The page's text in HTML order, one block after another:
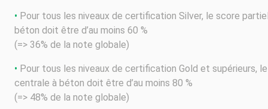
• Pour tous les niveaux de certification Silver, le score
béton doit être d’au moins 60 %
(=> 36% de la note globale)
• Pour tous les niveaux de certification Gold et supérieurs,
centrale à béton doit être d’au moins 80 %
(=> 48% de la note globale)